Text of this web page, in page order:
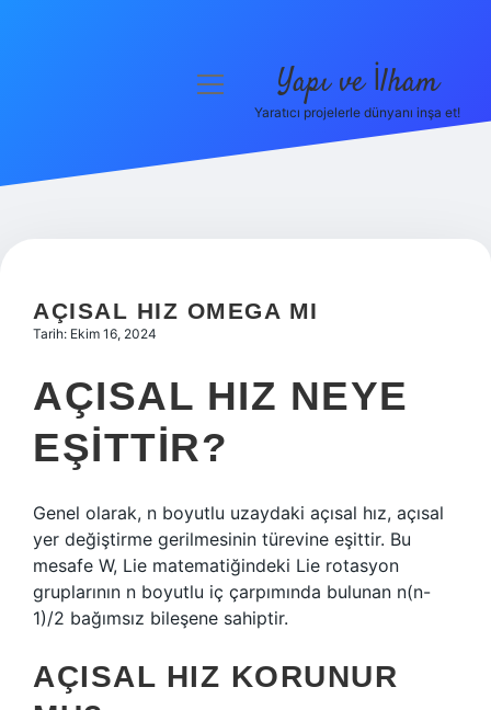
Hakkımızda
menüyü
Yapı ve İlham
Yaratıcı projelerle dünyanı inşa et!
AÇISAL HIZ OMEGA MI
Tarih: Ekim 16, 2024
AÇISAL HIZ NEYE
EŞITTIR?
Genel olarak, n boyutlu uzaydaki açısal hız, açısal
yer değiştirme gerilmesinin türevine eşittir. Bu
mesafe W, Lie matematiğindeki Lie rotasyon
gruplarının n boyutlu iç çarpımında bulunan n(n-
1)/2 bağımsız bileşene sahiptir.
AÇISAL HIZ KORUNUR